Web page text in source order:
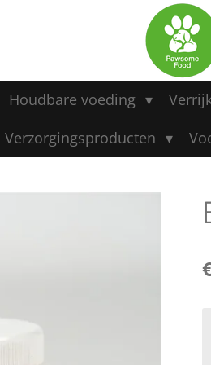
Houdbare voeding
Verzorgingsproducten